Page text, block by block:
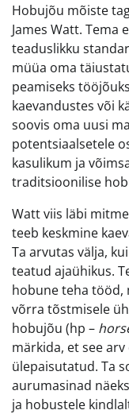
Hobujõu mõiste
James Watt. Tema
teaduslikku
müüa oma
peamiseks
kaevandustes või
soovis oma uusi
potentsiaalsetele
kasulikum ja
traditsioonilise
Watt viis läbi
teeb keskmine
Ta arvutas välja,
teatud ajaühikus.
hobune teha tööd,
võrra tõstmisele
hobujõu (hp –
märkida, et see
ülepaisutatud. Ta
aurumasinad
ja hobustele